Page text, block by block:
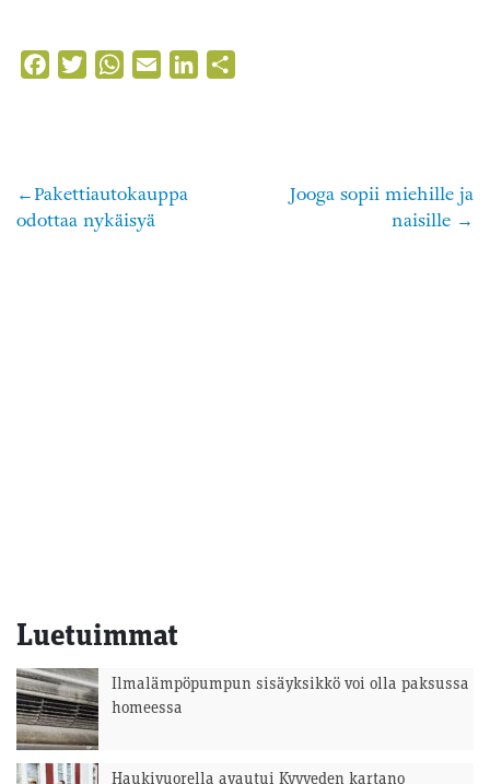
FacebookTwitterWhatsApp
Email LinkedIn
Artikkelien
Pakettiautokauppa
odottaa nykäisyä
Jooga sopii miehille ja
naisille
Luetuimmat
Ilmalämpöpumpun sisäyksikkö voi olla paksussa
homeessa
Haukivuorella avautui Kyyveden kartano